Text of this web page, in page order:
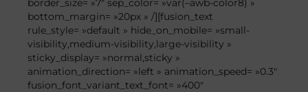
border_size= »7″ sep_color= »var(–awb-color8) »
bottom_margin= »20px » /][fusion_text
rule_style= »default » hide_on_mobile= »small-
visibility,medium-visibility,large-visibility »
sticky_display= »normal,sticky »
animation_direction= »left » animation_speed= »0.3″
fusion_font_variant_text_font= »400″